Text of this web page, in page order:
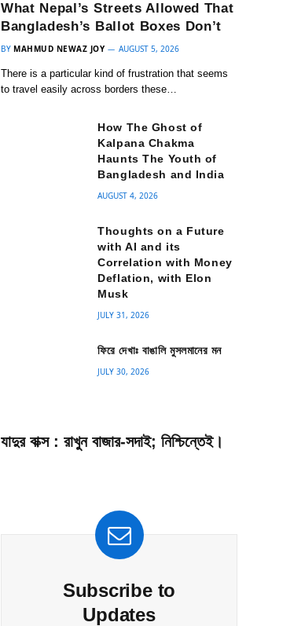
What Nepal’s Streets Allowed That
Bangladesh’s Ballot Boxes Don’t
BY MAHMUD NEWAZ JOY AUGUST 5, 2026
There is a particular kind of frustration that seems
to travel easily across borders these…
How The Ghost of
Kalpana Chakma
Haunts The Youth of
Bangladesh and India
AUGUST 4, 2026
Thoughts on a Future
with AI and its
Correlation with Money
Deflation, with Elon
Musk
JULY 31, 2026
ফিরে দেখাঃ বাঙালি মুসলমানের মন
JULY 30, 2026
যাদুর বাক্স : রাখুন বাজার-সদাই; নিশ্চিন্তেই।
Subscribe to
Updates